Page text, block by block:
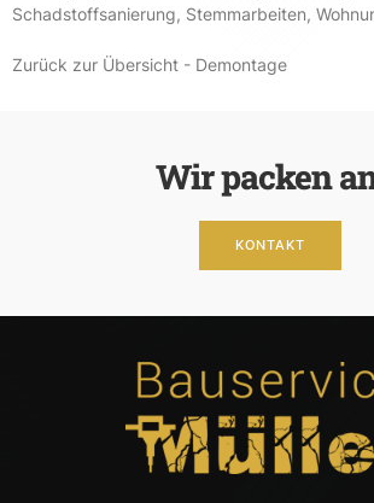
Schadstoffsanierung, Stemmarbeiten,
Zurück zur Übersicht - Demontage
Wir packen
KONTAKT